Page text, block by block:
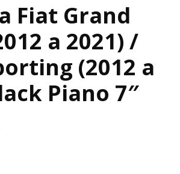
Fiat Grand
a 2021) /
(2012 a
Piano 7″